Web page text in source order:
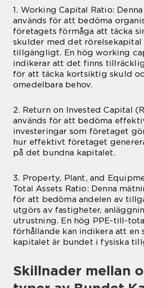
1. Working Capital Ratio:
används för att bedöma
företagets förmåga att täcka
skulder med det rörelsekapital
tillgängligt. En hög working
indikerar att det finns
för att täcka kortsiktig skuld
omedelbara behov.
2. Return on Invested Capital
används för att bedöma
investeringar som företaget
hur effektivt företaget
på det bundna kapitalet.
3. Property, Plant, and
Total Assets Ratio: Denna
för att bedöma andelen av
utgörs av fastigheter,
utrustning. En hög PPE-till-
förhållande kan indikera att en
kapitalet är bundet i fysiska
Skillnader mellan